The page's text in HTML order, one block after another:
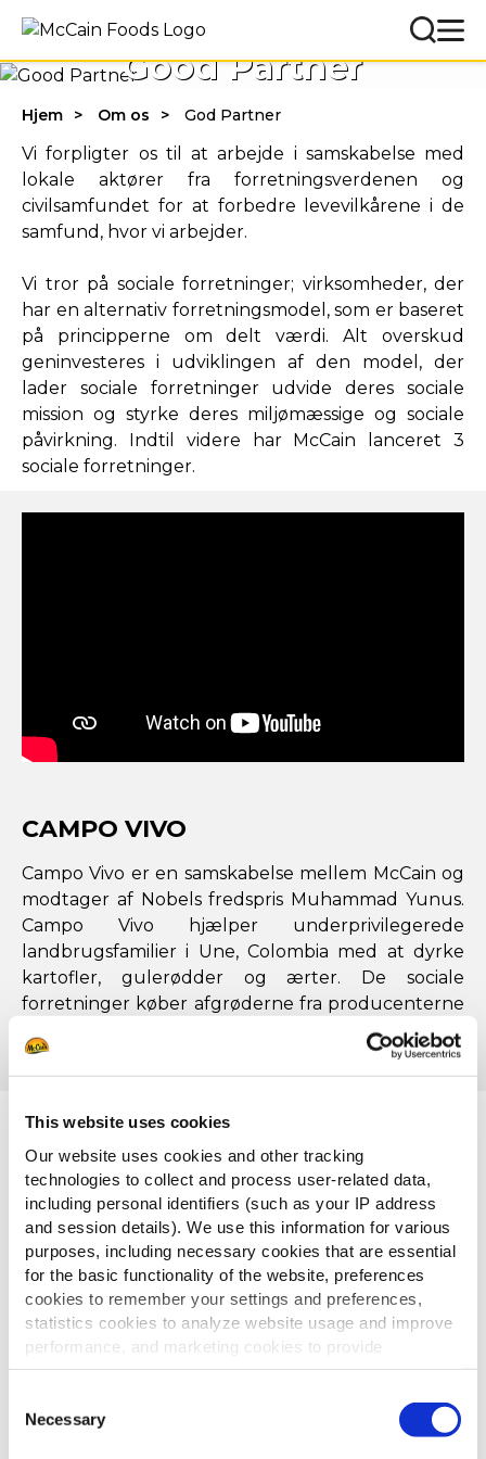
This website uses cookies
Our website uses cookies and other tracking
technologies to collect and process user-related data,
including personal identifiers (such as your IP address
and session details). We use this information for various
purposes, including necessary cookies that are essential
for the basic functionality of the website, preferences
cookies to remember your settings and preferences,
statistics cookies to analyze website usage and improve
performance, and marketing cookies to provide
personalized content and advertising.
By clicking 'Allow all cookies', you consent to the use of
all cookies. If you'd like to customize your preferences,
Selection
Necessary
Good Partner
Hjem Om os God Partner
Vi forpligter os til at arbejde i samskabelse med
lokale aktører fra forretningsverdenen og
civilsamfundet for at forbedre levevilkårene i de
samfund, hvor vi arbejder.
Vi tror på sociale forretninger; virksomheder, der
har en alternativ forretningsmodel, som er baseret
på principperne om delt værdi. Alt overskud
geninvesteres i udviklingen af den model, der
lader sociale forretninger udvide deres sociale
mission og styrke deres miljømæssige og sociale
påvirkning. Indtil videre har McCain lanceret 3
sociale forretninger.
CAMPO VIVO
Campo Vivo er en samskabelse mellem McCain og
modtager af Nobels fredspris Muhammad Yunus.
Campo Vivo hjælper underprivilegerede
landbrugsfamilier i Une, Colombia med at dyrke
kartofler, gulerødder og ærter. De sociale
forretninger køber afgrøderne fra producenterne
til en rimelig pris og et ekspertisecenter for
dyrkning tilbyder oplæring.
MOULAT EL KHEIR
Moulat L’Kheir blev oprettet i marts 2016 under en
workshop i Casablanca, hvor forskellige
mennesker med forskellige professioner, aldre og
baggrund var samlet. De var bragt sammen for at
finde de sociale problemer, som de gerne ville løse
i deres lande. Dermed blev Moulat L’Kheir født.
Moulat l’kheir er en social forretning, som er
samskabt af Agropros (en landbrugsvirksomhed),
YoziFood (en lokal maddistributør), vinder af
Nobels fredspris Yunus og McCain. Målet med